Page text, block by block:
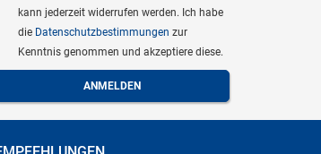
kann jederzeit widerrufen werden. Ich habe
die Datenschutzbestimmungen zur
Kenntnis genommen und akzeptiere diese.